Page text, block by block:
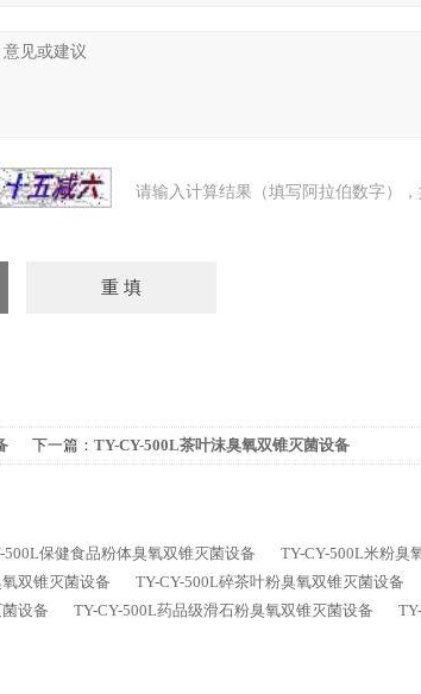
请输入计算结果（填写阿拉伯数字）
下一篇： TY-CY-500L茶叶沫臭氧双锥灭菌设备
500L保健食品粉体臭氧双锥灭菌设备 TY-CY-500L米粉臭
双锥灭菌设备 TY-CY-500L碎茶叶粉臭氧双锥灭菌设备
设备 TY-CY-500L药品级滑石粉臭氧双锥灭菌设备